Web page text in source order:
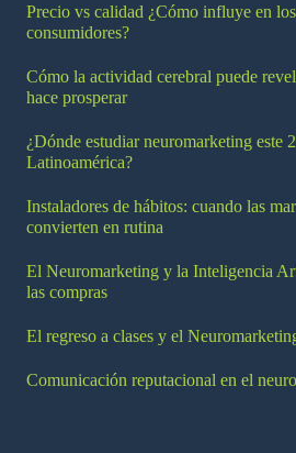
Precio vs calidad ¿Cómo influye en los
consumidores?
Cómo la actividad cerebral puede
hace prosperar
¿Dónde estudiar neuromarketing este
Latinoamérica?
Instaladores de hábitos: cuando las
convierten en rutina
El Neuromarketing y la Inteligencia
las compras
El regreso a clases y el
Comunicación reputacional en el